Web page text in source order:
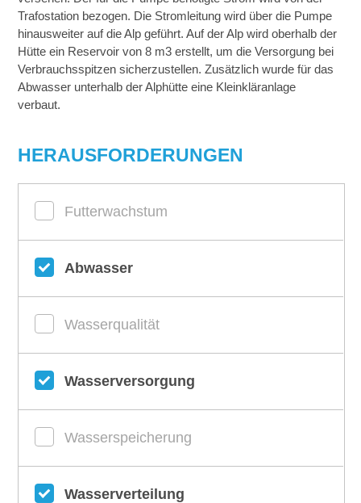
Trafostation bezogen. Die Stromleitung wird über die Pumpe
hinausweiter auf die Alp geführt. Auf der Alp wird oberhalb der
Hütte ein Reservoir von 8 m3 erstellt, um die Versorgung bei
Verbrauchsspitzen sicherzustellen. Zusätzlich wurde für das
Abwasser unterhalb der Alphütte eine Kleinkläranlage
verbaut.
HERAUSFORDERUNGEN
Futterwachstum
Abwasser
Wasserqualität
Wasserversorgung
Wasserspeicherung
Wasserverteilung